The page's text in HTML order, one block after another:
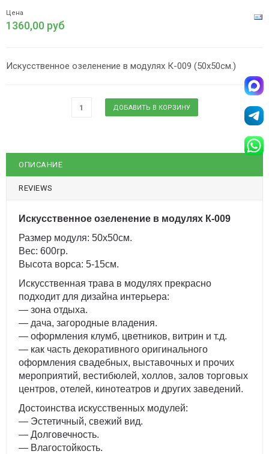
Цена
1360,00 руб
Искусственное озеленение в модулях К-009 (50х50см.)
ОПИСАНИЕ
REVIEWS
Искусственное озеленение в модулях К-009
Размер модуля: 50х50см.
Вес: 600гр.
Высота ворса: 5-15см.
Искусственная трава в модулях прекрасно
подходит для дизайна интерьера:
— зона отдыха.
— дача, загородные владения.
— оформления клумб, цветников, витрин и т.д.
— как часть декоративного оригинального
оформления свадебных, выставочных и прочих
мероприятий, вестибюлей, холлов, залов торговых
центров, отелей, кинотеатров и других заведений.
Достоинства искусственных модулей:
— Эстетичный, свежий вид.
— Долговечность.
— Влагостойкость.